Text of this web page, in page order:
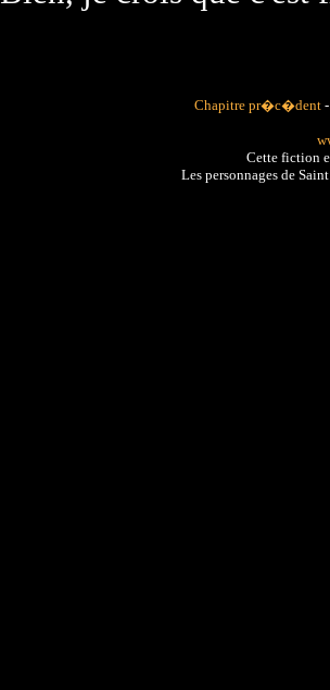
Chapitre pr�c�dent
Cette fiction
Les personnages de